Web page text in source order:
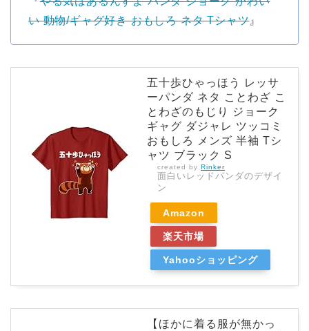
い 動物/ギャグ好き おもしろ ネタ Tシャツ』
五十歩ひゃっほう レッサ
ーパンダ ネタ ことわざ こ
とわざのもじり ジョーク
ギャグ ダジャレ ツッコミ
おもしろ メンズ 半袖 Tシ
ャツ ブラック S
created by Rinker
面白いレッドパンダのデザイ
ン
Amazon
楽天市場
Yahooショッピング
【ほかに着る服が無かっ